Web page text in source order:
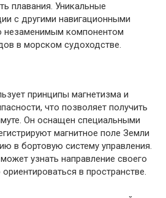
плавания. Уникальные
с другими навигационными
незаменимым компонентом
в морском судоходстве.
принципы магнетизма и
что позволяет получить
Он оснащен специальными
магнитное поле Земли
в бортовую систему управления.
узнать направление своего
в пространстве.